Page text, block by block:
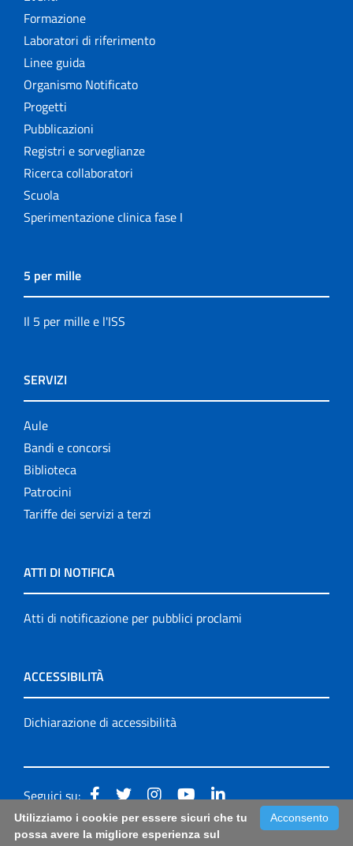
Formazione
Laboratori di riferimento
Linee guida
Organismo Notificato
Progetti
Pubblicazioni
Registri e sorveglianze
Ricerca collaboratori
Scuola
Sperimentazione clinica fase I
5 per mille
Il 5 per mille e l'ISS
SERVIZI
Aule
Bandi e concorsi
Biblioteca
Patrocini
Tariffe dei servizi a terzi
ATTI DI NOTIFICA
Atti di notificazione per pubblici proclami
ACCESSIBILITÀ
Dichiarazione di accessibilità
Seguici su:
Accessibilità: form di segnalazione di prima istanza per
Acconsento
Utilizziamo i cookie per essere sicuri che tu
possa avere la migliore esperienza sul